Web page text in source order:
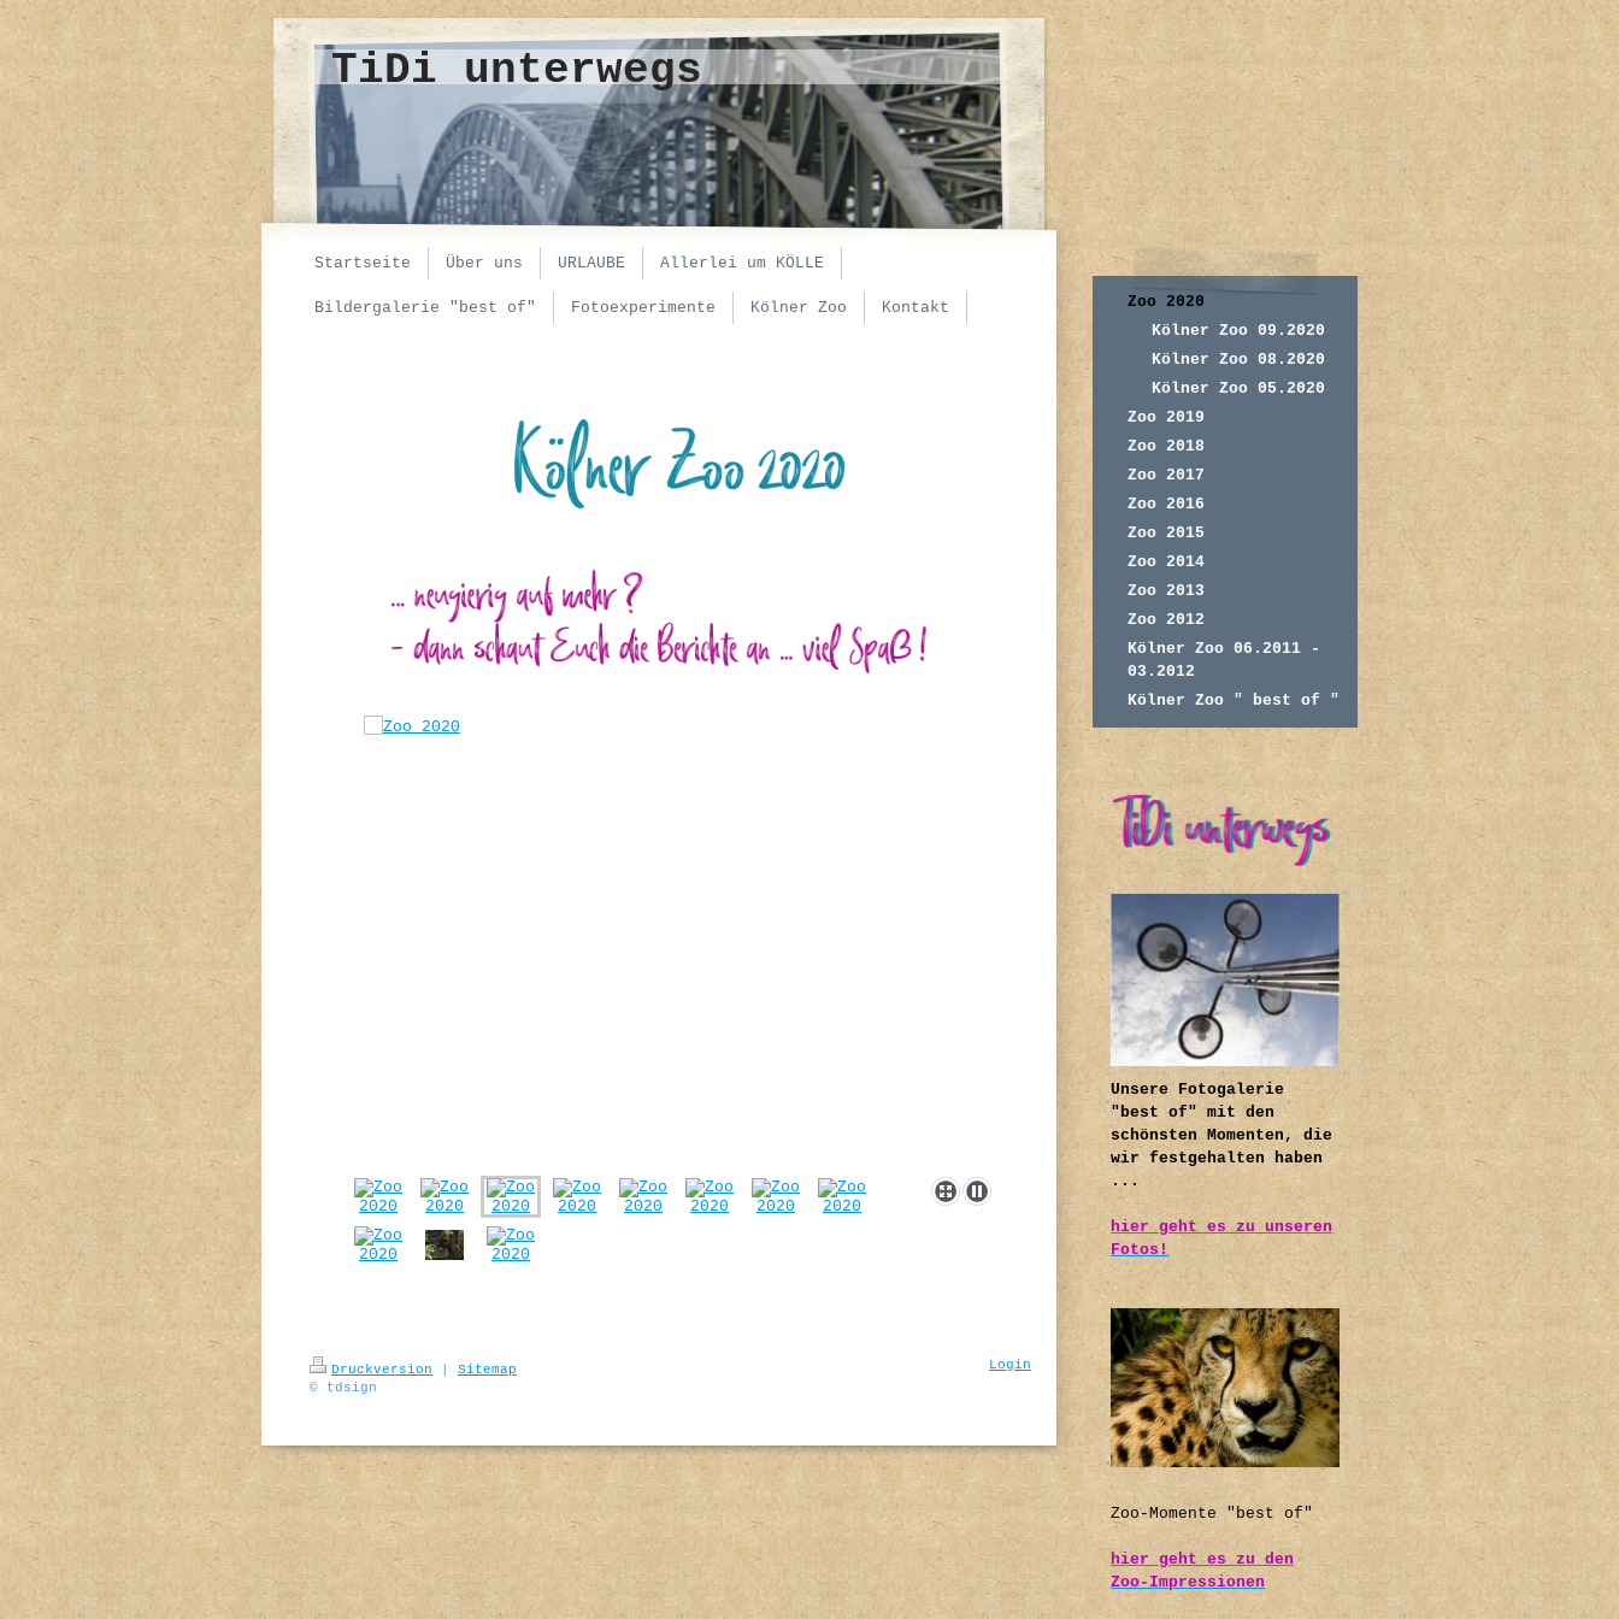
TiDi unterwegs
Startseite Über uns URLAUBE Allerlei um KÖLLE
Bildergalerie "best of" Fotoexperimente Kölner Zoo Kontakt
Druckversion
Sitemap
© tdsign
Login
Zoo 2020
Kölner Zoo 09.2020
Kölner Zoo 08.2020
Kölner Zoo 05.2020
Zoo 2019
Zoo 2018
Zoo 2017
Zoo 2016
Zoo 2015
Zoo 2014
Zoo 2013
Zoo 2012
Kölner Zoo 06.2011 -
03.2012
Kölner Zoo " best of "
Unsere Fotogalerie
"best of" mit den
schönsten Momenten, die
wir festgehalten haben
...
hier geht es zu unseren
Fotos!
.
Zoo-Momente "best of"
hier geht es zu den
Zoo-Impressionen